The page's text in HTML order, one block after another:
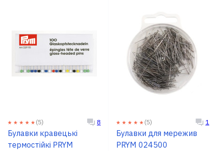
(5) 8
Булавки кравецькі
термостійкі PRYM
(5) 1
Булавки для мережив
PRYM 024500